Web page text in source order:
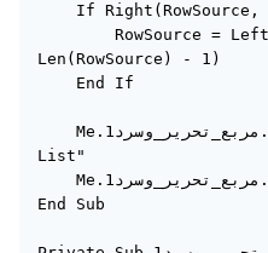
    If Right(RowSource, 1) = ";" Then
        RowSource = Left(RowSource,
Len(RowSource) - 1)
    End If
    Me.مربع_تحرير_وسرد1.RowSourceType = "Value
List"
    Me.مربع_تحرير_وسرد1.RowSource = RowSource
End Sub